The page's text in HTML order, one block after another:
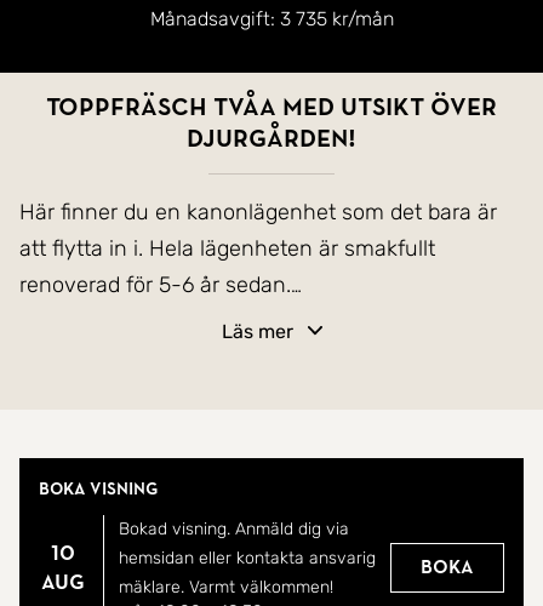
Månadsavgift: 3 735 kr/mån
Toppfräsch tvåa med utsikt över
Djurgården!
Här finner du en kanonlägenhet som det bara är
att flytta in i. Hela lägenheten är smakfullt
renoverad för 5-6 år sedan.
Välkommen till Intagsgatan 18A och en lägenhet
fullutrustat kök med vita skåpsluckor, några av
dessa är vitrinskåp med belysning i, vitt kakel
ovanför bänkskiva med bra arbetsytor. Här finns
plats för mindre matbord. Rymligt vardagsrum med
Läs mer
Boka visning
10
aug
Bokad visning. Anmäld dig via
hemsidan eller kontakta ansvarig
mäklare. Varmt välkommen!
Boka